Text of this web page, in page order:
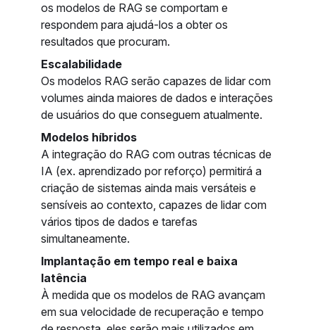
os modelos de RAG se comportam e
respondem para ajudá-los a obter os
resultados que procuram.
Escalabilidade
Os modelos RAG serão capazes de lidar com
volumes ainda maiores de dados e interações
de usuários do que conseguem atualmente.
Modelos híbridos
A integração do RAG com outras técnicas de
IA (ex. aprendizado por reforço) permitirá a
criação de sistemas ainda mais versáteis e
sensíveis ao contexto, capazes de lidar com
vários tipos de dados e tarefas
simultaneamente.
Implantação em tempo real e baixa
latência
À medida que os modelos de RAG avançam
em sua velocidade de recuperação e tempo